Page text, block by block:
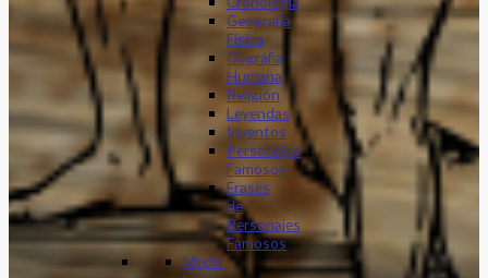
Geografía
Física
Gográfia
Humana
Religión
Leyendas
Inventos
Personajes
Famosos
Frases
de
Personajes
Famosos
Media